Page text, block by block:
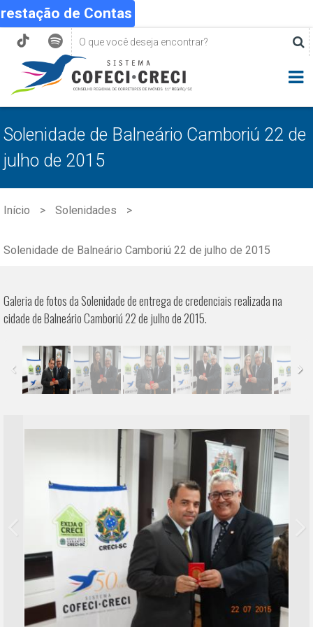
de Contas
Solenidade de Balneário Camboriú 22 de
julho de 2015
Início Solenidades
Solenidade de Balneário Camboriú 22 de julho de 2015
Galeria de fotos da Solenidade de entrega de credenciais realizada na
cidade de Balneário Camboriú 22 de julho de 2015.